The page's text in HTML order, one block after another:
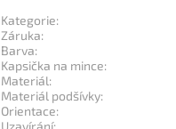
Kategorie:
Záruka:
Barva:
Kapsička na mince:
Materiál:
Materiál podšívky:
Orientace:
Uzavírání: